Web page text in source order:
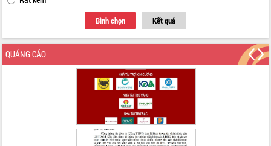
với Tập đoàn Bưu chính Viễn thông
Đắk Lắk về phát triển nhân lực y tế
cho trạm y tế cấp xã
Du lịch Đắk Lắk nâng tầm trải nghiệm
du khách thông qua Hệ thống cơ sở dữ
Tập huấn ứng dụng trí tuệ nhân tạo (AI)
trong thương mại điện tử năm 2026
Đoàn đại biểu Quốc hội tỉnh Đắk Lắk
Bình chọn Kết quả
QUẢNG CÁO